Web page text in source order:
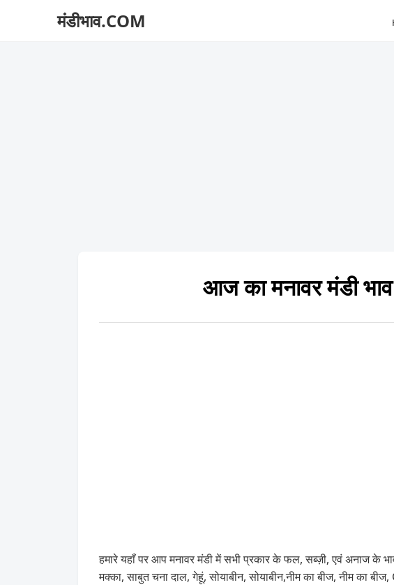
मंडीभाव.COM
आज का मनावर मंडी
हमारे यहाँ पर आप मनावर मंडी में सभी प्रकार के फल, सब्ज़ी, एवं अनाज के
मक्का, साबुत चना दाल, गेहूं, सोयाबीन, सोयाबीन,नीम का बीज, नीम